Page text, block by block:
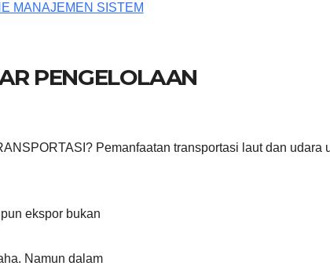
PENGELOLAAN
Pemanfaatan transportasi laut dan udara
ekspor bukan
Namun dalam